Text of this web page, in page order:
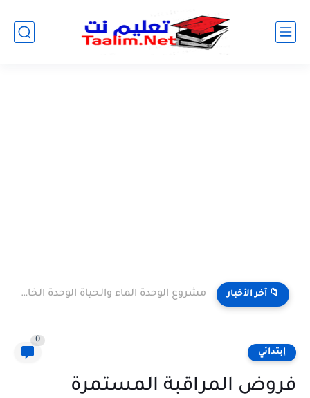
📁 آخر الأخبار مشروع الوحدة الماء والحياة الوحدة الخامسة المستوى الثالث projet de...
إبتدائي
0
فروض المراقبة المستمرة